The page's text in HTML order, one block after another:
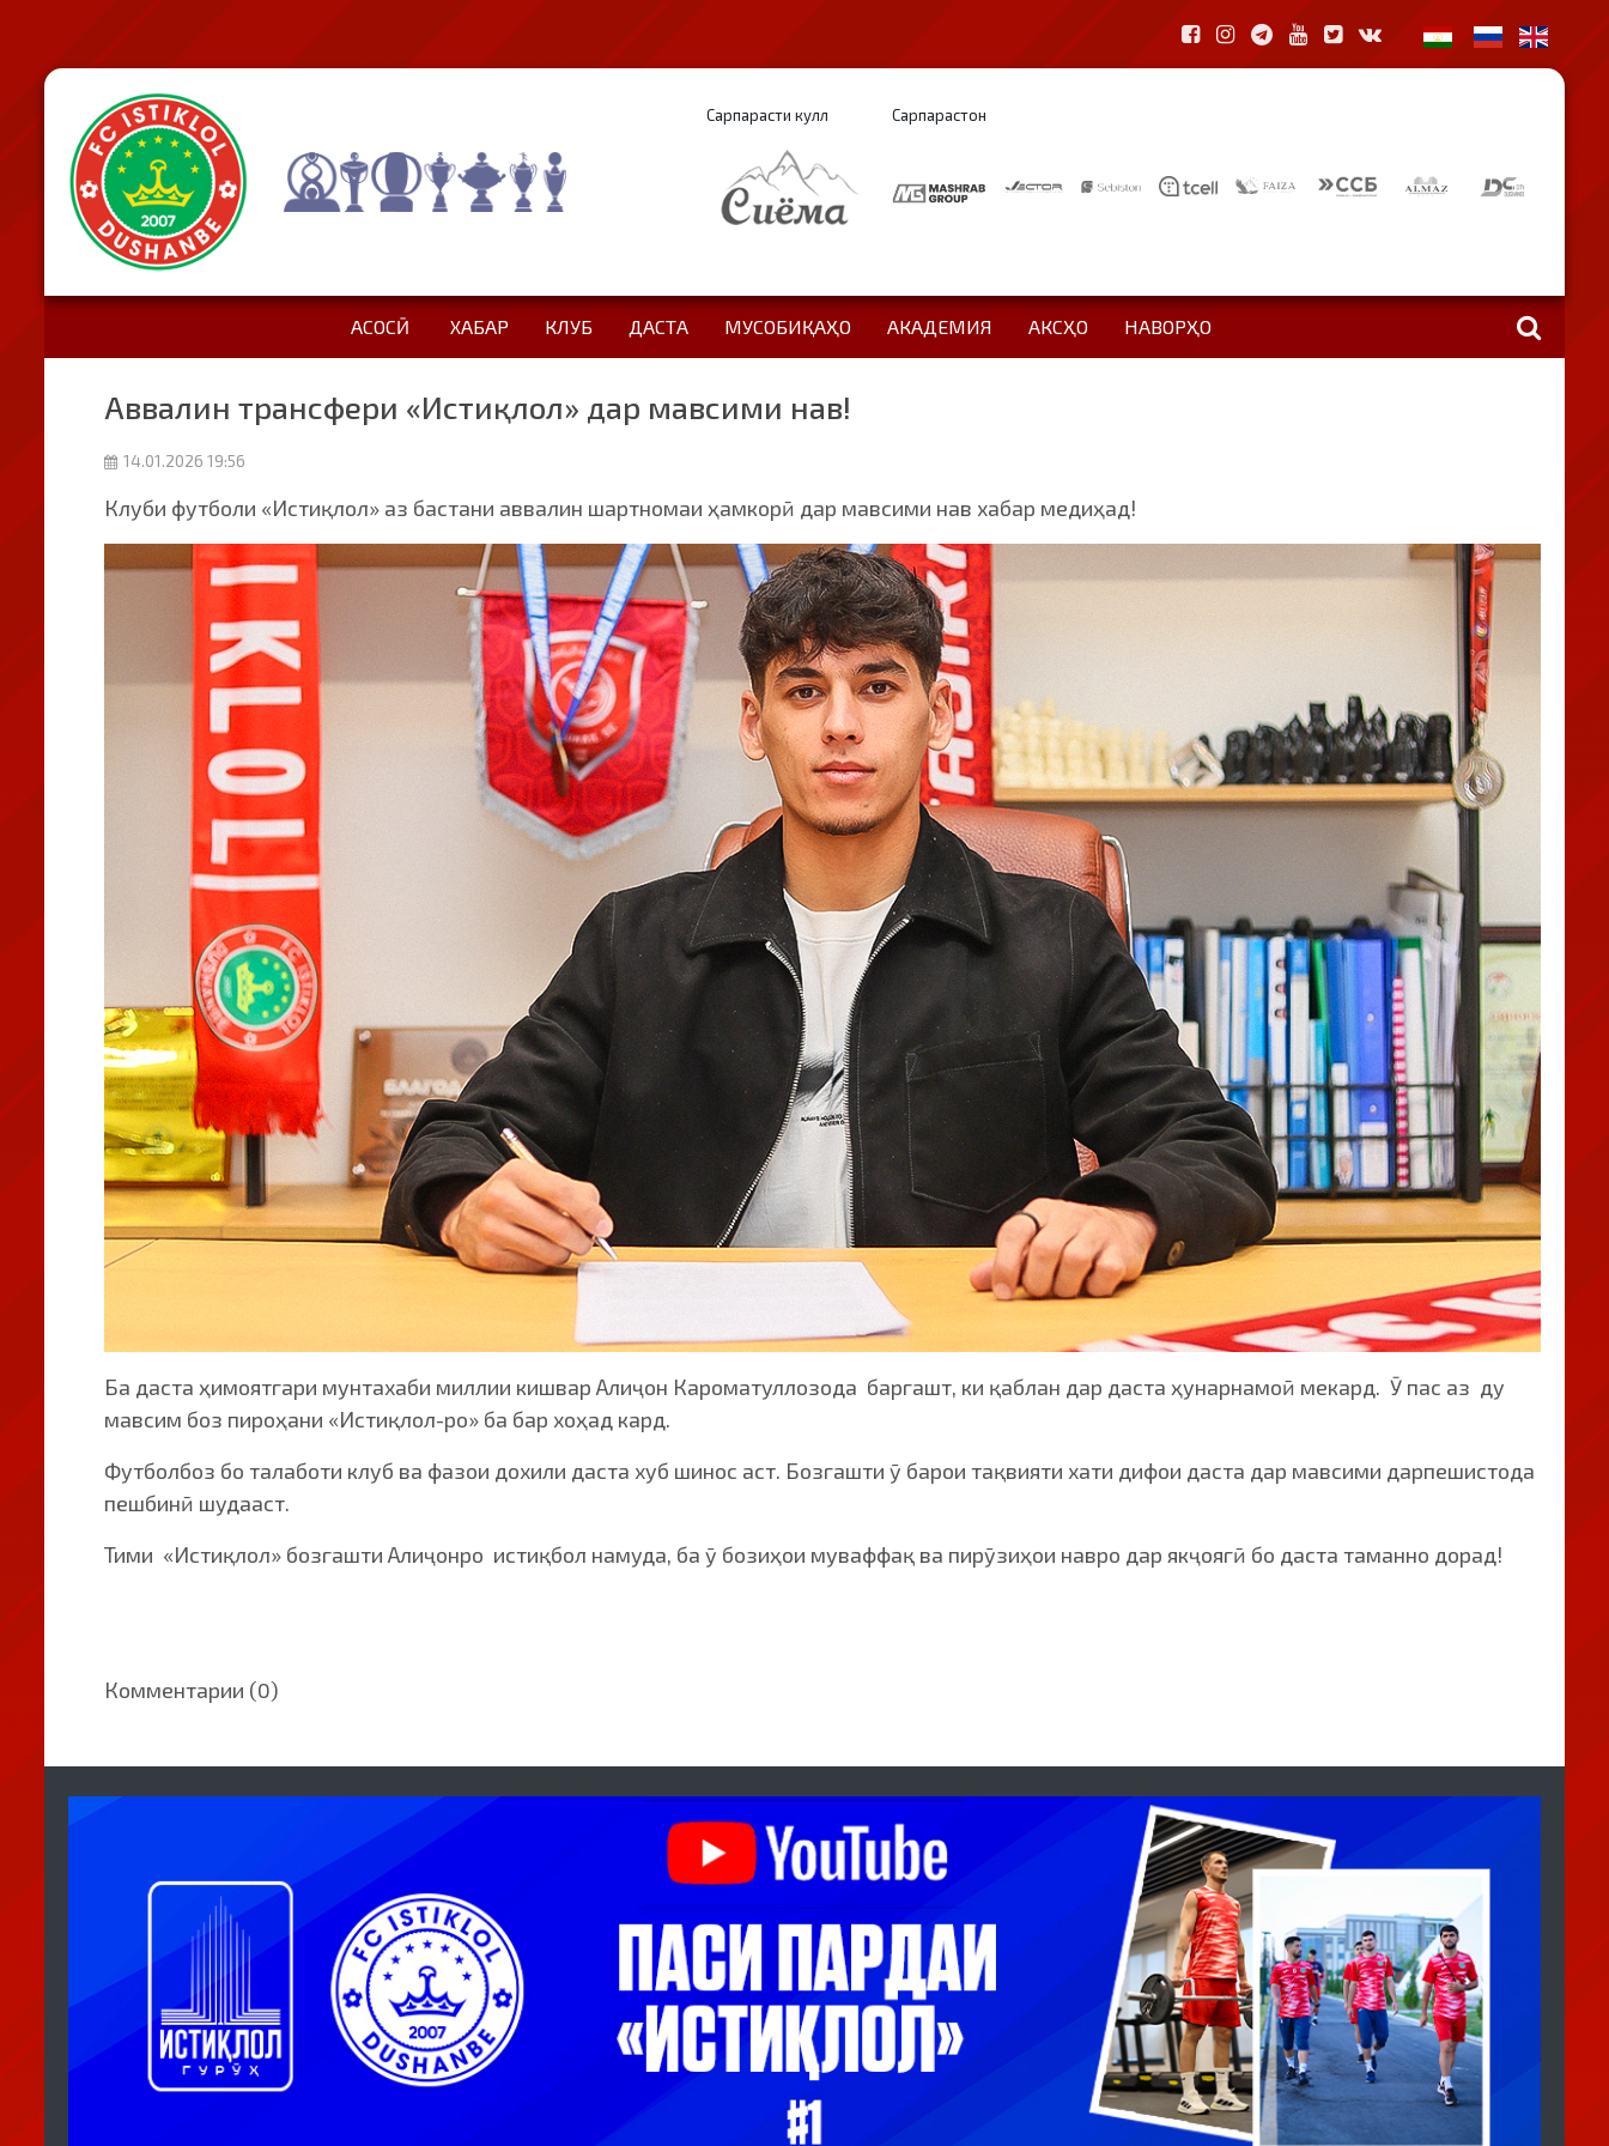
Сарпарасти кулл Сарпарастон
АСОСӢ ХАБАР КЛУБ ДАСТА МУСОБИҚАҲО АКАДЕМИЯ АКСҲО НАВОРҲО
Аввалин трансфери «Истиқлол» дар мавсими нав!
14.01.2026 19:56
Клуби футболи «Истиқлол» аз бастани аввалин шартномаи ҳамкорӣ дар мавсими нав хабар медиҳад!
Ба даста ҳимоятгари мунтахаби миллии кишвар Алиҷон Кароматуллозода баргашт, ки қаблан дар даста ҳунарнамоӣ мекард. Ӯ пас аз ду
мавсим боз пироҳани «Истиқлол-ро» ба бар хоҳад кард.
Футболбоз бо талаботи клуб ва фазои дохили даста хуб шинос аст. Бозгашти ӯ барои тақвияти хати дифои даста дар мавсими дарпешистода
пешбинӣ шудааст.
Тими «Истиқлол» бозгашти Алиҷонро истиқбол намуда, ба ӯ бозиҳои муваффақ ва пирӯзиҳои навро дар якҷоягӣ бо даста таманно дорад!
Комментарии (0)